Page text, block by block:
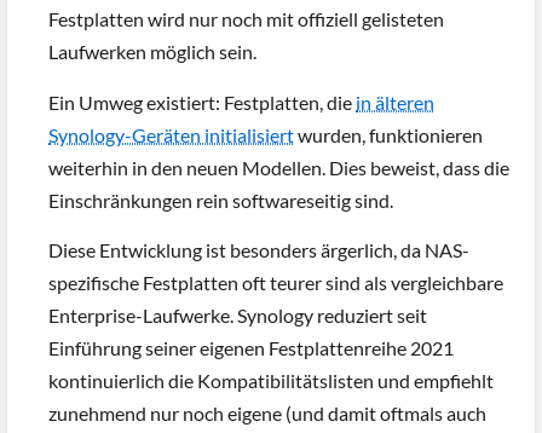
Festplatten wird nur noch mit offiziell gelisteten
Laufwerken möglich sein.
Ein Umweg existiert: Festplatten, die in älteren
Synology-Geräten initialisiertwurden, funktionieren
weiterhin in den neuen Modellen. Dies beweist, dass die
Einschränkungen rein softwareseitig sind.
Diese Entwicklung ist besonders ärgerlich, da NAS-
spezifische Festplatten oft teurer sind als vergleichbare
Enterprise-Laufwerke. Synology reduziert seit
Einführung seiner eigenen Festplattenreihe 2021
kontinuierlich die Kompatibilitätslisten und empfiehlt
zunehmend nur noch eigene (und damit oftmals auch